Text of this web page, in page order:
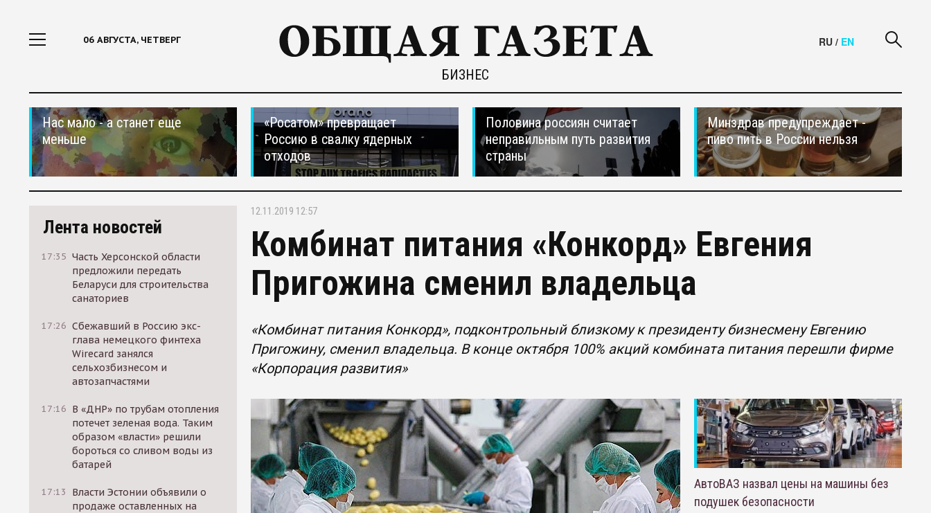
06 АВГУСТА, ЧЕТВЕРГ
БИЗНЕС
RU / EN
Нас мало - а станет еще
меньше
«Росатом» превращает
Россию в свалку ядерных
отходов
Половина россиян считает
неправильным путь развития
страны
Минздрав предупреждает -
пиво пить в России нельзя
Лента новостей
17:35 Часть Херсонской области
предложили передать
Беларуси для строительства
санаториев
17:26 Сбежавший в Россию экс-
глава немецкого финтеха
Wirecard занялся
сельхозбизнесом и
автозапчастями
17:16 В «ДНР» по трубам отопления
потечет зеленая вода. Таким
образом «власти» решили
бороться со сливом воды из
батарей
17:13
Власти Эстонии объявили о
продаже оставленных на
12.11.2019 12:57
Комбинат питания «Конкорд» Евгения
Пригожина сменил владельца
«Комбинат питания Конкорд», подконтрольный близкому к президенту бизнесмену Евгению
Пригожину, сменил владельца. В конце октября 100% акций комбината питания перешли фирме
«Корпорация развития»
АвтоВАЗ назвал цены на машины без
подушек безопасности